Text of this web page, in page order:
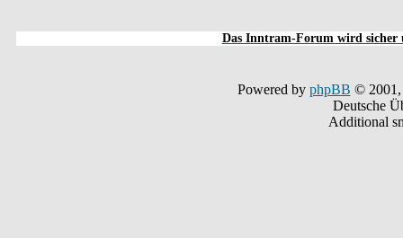
Das Inntram-Forum wird sicher
Powered by phpBB © 2001,
Deutsche
Additional